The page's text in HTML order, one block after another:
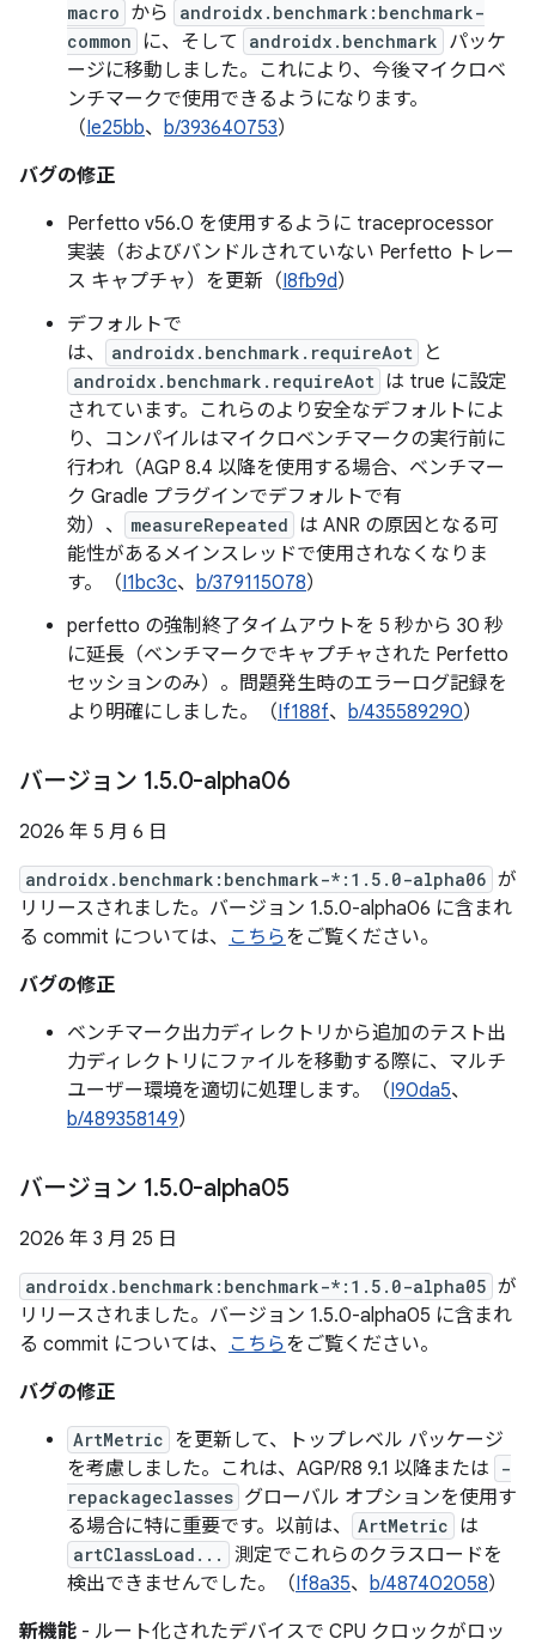
macro から
androidx.benchmark:benchmark-
common
に、そして androidx.benchmark パッケ
ージに移動しました。これにより、今後マイクロベ
ンチマークで使用できるようになります。
（Ie25bb、 b/393640753）
バグの修正
Perfetto v56.0 を使用するように traceprocessor
実装（およびバンドルされていない Perfetto トレー
ス キャプチャ）を更新（I8fb9d）
デフォルトで
は、
androidx.benchmark.requireAot と
androidx.benchmark.requireAot は true に設定
されています。これらのより安全なデフォルトによ
り、コンパイルはマイクロベンチマークの実行前に
行われ（AGP 8.4 以降を使用する場合、ベンチマー
ク Gradle プラグインでデフォルトで有
効）、
measureRepeated は ANR の原因となる可
能性があるメインスレッドで使用されなくなりま
す。（I1bc3c、 b/379115078）
perfetto の強制終了タイムアウトを 5 秒から 30 秒
に延長（ベンチマークでキャプチャされた Perfetto
セッションのみ）。問題発生時のエラーログ記録を
より明確にしました。（If188f、 b/435589290）
バージョン 1.5.0-alpha06
2026 年 5 月 6 日
androidx.benchmark:benchmark-*:1.5.0-alpha06 が
リリースされました。バージョン 1.5.0-alpha06 に含まれ
る commit については、 こちらをご覧ください。
バグの修正
ベンチマーク出力ディレクトリから追加のテスト出
力ディレクトリにファイルを移動する際に、マルチ
ユーザー環境を適切に処理します。（I90da5、
b/489358149）
バージョン 1.5.0-alpha05
2026 年 3 月 25 日
androidx.benchmark:benchmark-*:1.5.0-alpha05 が
リリースされました。バージョン 1.5.0-alpha05 に含まれ
る commit については、 こちらをご覧ください。
バグの修正
ArtMetric を更新して、トップレベル パッケージ
を考慮しました。これは、AGP/R8 9.1 以降または
-
repackageclasses グローバル オプションを使用す
る場合に特に重要です。以前は、
ArtMetric は
artClassLoad...
測定でこれらのクラスロードを
検出できませんでした。（If8a35、 b/487402058）
新機能 - ルート化されたデバイスで CPU クロックがロッ